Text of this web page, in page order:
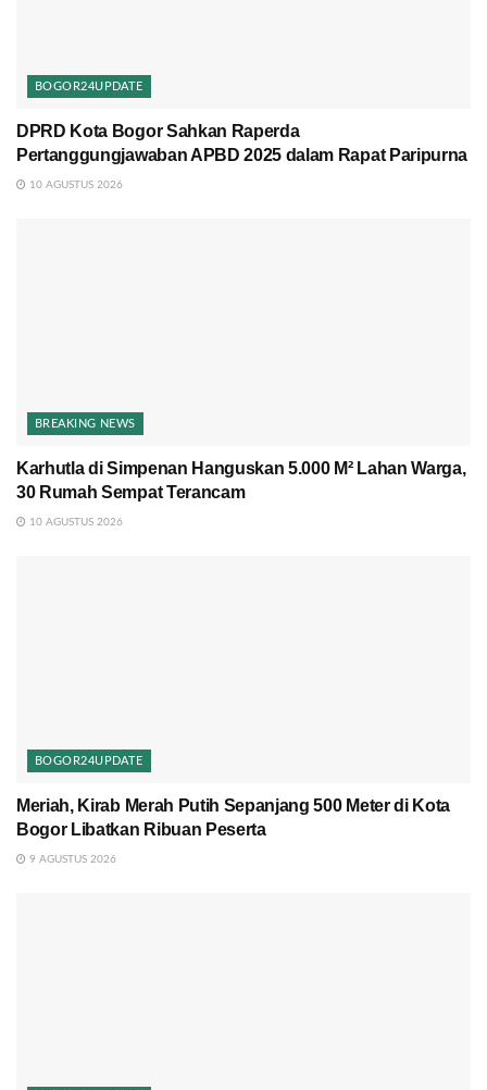
BOGOR24UPDATE
DPRD Kota Bogor Sahkan Raperda
Pertanggungjawaban APBD 2025 dalam Rapat Paripurna
10 AGUSTUS 2026
BREAKING NEWS
Karhutla di Simpenan Hanguskan 5.000 M² Lahan Warga,
30 Rumah Sempat Terancam
10 AGUSTUS 2026
BOGOR24UPDATE
Meriah, Kirab Merah Putih Sepanjang 500 Meter di Kota
Bogor Libatkan Ribuan Peserta
9 AGUSTUS 2026